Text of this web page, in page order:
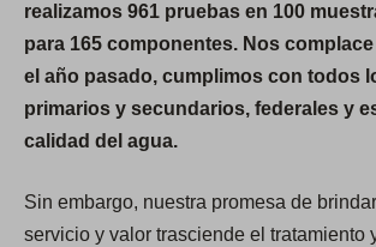
realizamos 961 pruebas en 100
para 165 componentes. Nos
el año pasado, cumplimos con todos
primarios y secundarios, federales y
calidad del agua.
Sin embargo, nuestra promesa de
servicio y valor trasciende el tratamiento